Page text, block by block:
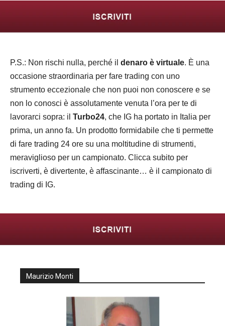
P.S.: Non rischi nulla, perché il denaro è virtuale. È una
occasione straordinaria per fare trading con uno
strumento eccezionale che non puoi non conoscere e se
non lo conosci è assolutamente venuta l’ora per te di
lavorarci sopra: il Turbo24, che IG ha portato in Italia per
prima, un anno fa. Un prodotto formidabile che ti permette
di fare trading 24 ore su una moltitudine di strumenti,
meraviglioso per un campionato. Clicca subito per
iscriverti, è divertente, è affascinante… è il campionato di
trading di IG.
Maurizio Monti